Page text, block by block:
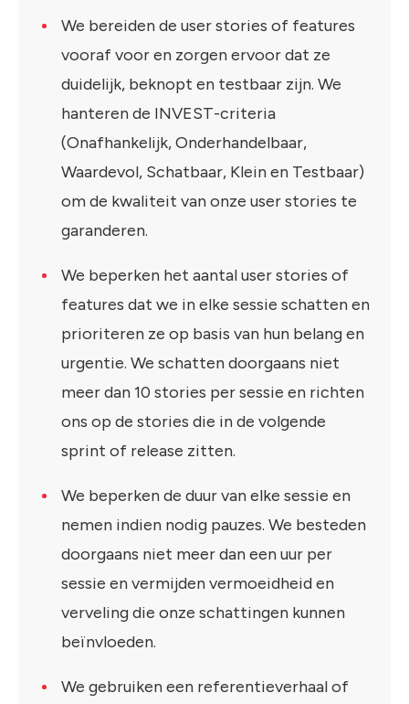
We bereiden de user stories of features
vooraf voor en zorgen ervoor dat ze
duidelijk, beknopt en testbaar zijn. We
hanteren de INVEST-criteria
(Onafhankelijk, Onderhandelbaar,
Waardevol, Schatbaar, Klein en Testbaar)
om de kwaliteit van onze user stories te
garanderen.
We beperken het aantal user stories of
features dat we in elke sessie schatten en
prioriteren ze op basis van hun belang en
urgentie. We schatten doorgaans niet
meer dan 10 stories per sessie en richten
ons op de stories die in de volgende
sprint of release zitten.
We beperken de duur van elke sessie en
nemen indien nodig pauzes. We besteden
doorgaans niet meer dan een uur per
sessie en vermijden vermoeidheid en
verveling die onze schattingen kunnen
beïnvloeden.
We gebruiken een referentieverhaal of